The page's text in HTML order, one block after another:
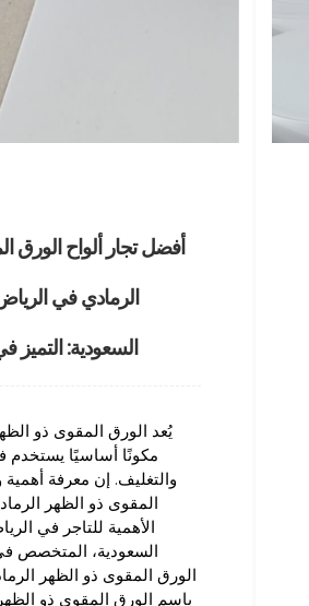
أفضل تجار ألواح الورق
الرمادي في
السعودية: التميز
يُعد الورق المقوى ذو
مكونًا أساسيًا
والتغليف. إن معرفة
المقوى ذو الظهر
الأهمية للتاجر في
السعودية، المتخصص
الورق المقوى ذو الظهر
باسم الورق المقوى ذو